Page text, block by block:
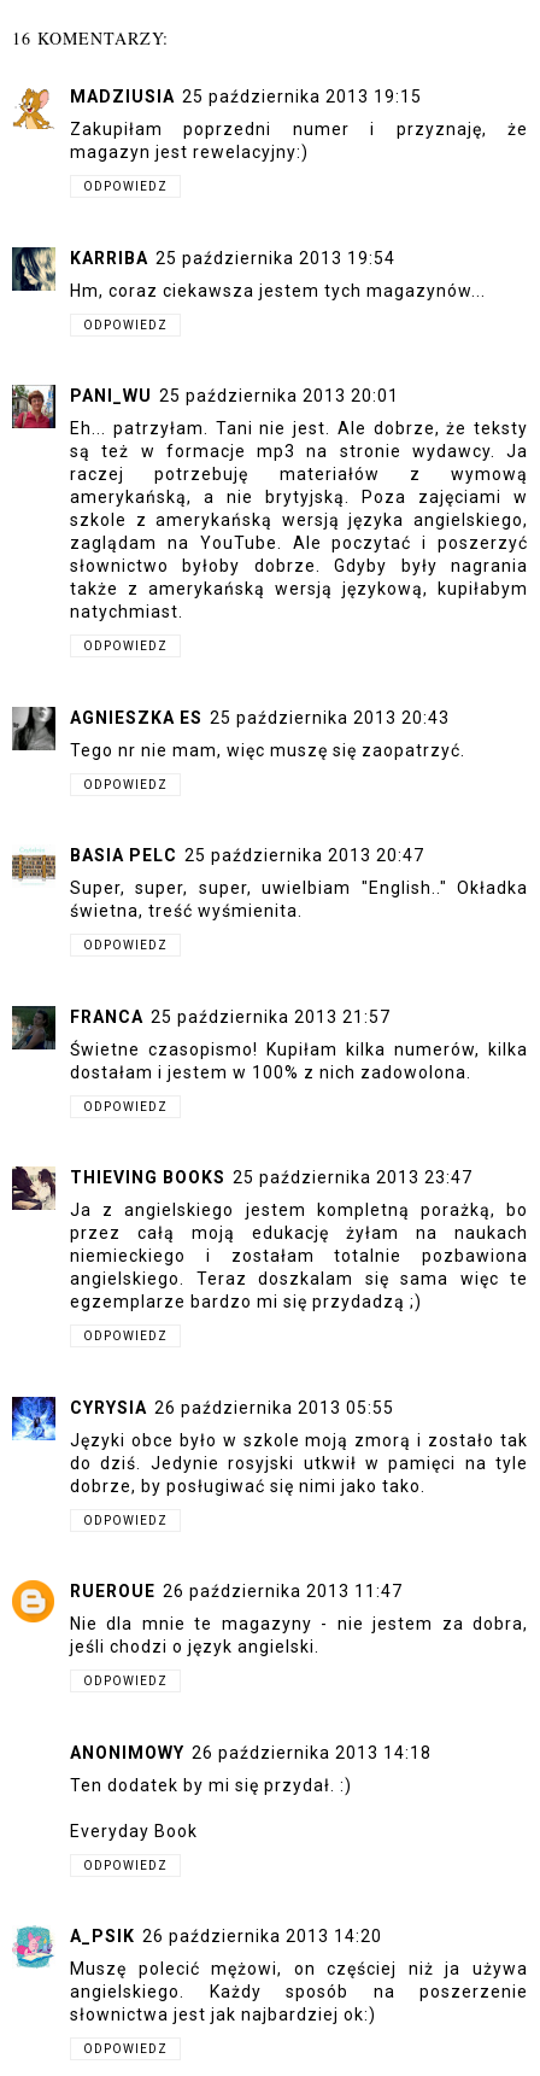
16 KOMENTARZY:
MADZIUSIA 25 października 2013 19:15
Zakupiłam poprzedni numer i przyznaję, że
magazyn jest rewelacyjny:)
ODPOWIEDZ
KARRIBA 25 października 2013 19:54
Hm, coraz ciekawsza jestem tych magazynów...
ODPOWIEDZ
PANI_WU 25 października 2013 20:01
Eh... patrzyłam. Tani nie jest. Ale dobrze, że teksty
są też w formacje mp3 na stronie wydawcy. Ja
raczej potrzebuję materiałów z wymową
amerykańską, a nie brytyjską. Poza zajęciami w
szkole z amerykańską wersją języka angielskiego,
zaglądam na YouTube. Ale poczytać i poszerzyć
słownictwo byłoby dobrze. Gdyby były nagrania
także z amerykańską wersją językową, kupiłabym
natychmiast.
ODPOWIEDZ
AGNIESZKA ES 25 października 2013 20:43
Tego nr nie mam, więc muszę się zaopatrzyć.
ODPOWIEDZ
BASIA PELC 25 października 2013 20:47
Super, super, super, uwielbiam "English.." Okładka
świetna, treść wyśmienita.
ODPOWIEDZ
FRANCA 25 października 2013 21:57
Świetne czasopismo! Kupiłam kilka numerów, kilka
dostałam i jestem w 100% z nich zadowolona.
ODPOWIEDZ
THIEVING BOOKS 25 października 2013 23:47
Ja z angielskiego jestem kompletną porażką, bo
przez całą moją edukację żyłam na naukach
niemieckiego i zostałam totalnie pozbawiona
angielskiego. Teraz doszkalam się sama więc te
egzemplarze bardzo mi się przydadzą ;)
ODPOWIEDZ
CYRYSIA 26 października 2013 05:55
Języki obce było w szkole moją zmorą i zostało tak
do dziś. Jedynie rosyjski utkwił w pamięci na tyle
dobrze, by posługiwać się nimi jako tako.
ODPOWIEDZ
RUEROUE 26 października 2013 11:47
Nie dla mnie te magazyny - nie jestem za dobra,
jeśli chodzi o język angielski.
ODPOWIEDZ
ANONIMOWY 26 października 2013 14:18
Ten dodatek by mi się przydał. :)
Everyday Book
ODPOWIEDZ
A_PSIK 26 października 2013 14:20
Muszę polecić mężowi, on częściej niż ja używa
angielskiego. Każdy sposób na poszerzenie
słownictwa jest jak najbardziej ok:)
ODPOWIEDZ